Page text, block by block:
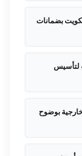
بضمانات
لتأسيس
بوضوح